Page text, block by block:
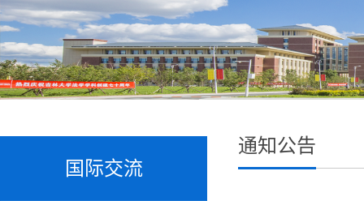
国际交流
通知公告